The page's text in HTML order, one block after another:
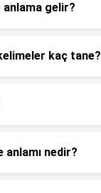
anlama gelir?
kaç tane?
nedir?